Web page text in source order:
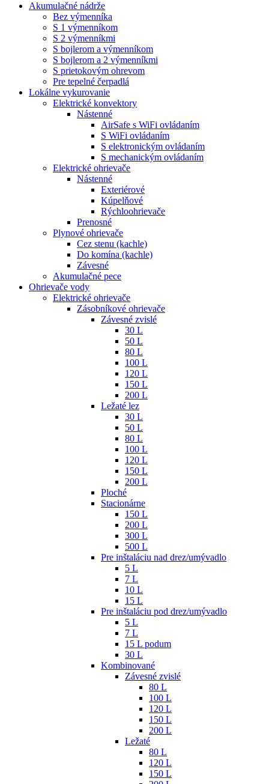
Akumulačné nádrže
Bez výmenníka
S 1 výmenníkom
S 2 výmenníkmi
S bojlerom a výmenníkom
S bojlerom a 2 výmenníkmi
S prietokovým ohrevom
Pre tepelné čerpadlá
Lokálne vykurovanie
Elektrické konvektory
Nástenné
AirSafe s WiFi ovládaním
S WiFi ovládaním
S elektronickým ovládaním
S mechanickým ovládaním
Elektrické ohrievače
Nástenné
Exteriérové
Kúpelňové
Rýchloohrievače
Prenosné
Plynové ohrievače
Cez stenu (kachle)
Do komína (kachle)
Závesné
Akumulačné pece
Ohrievače vody
Elektrické ohrievače
Zásobníkové ohrievače
Závesné zvislé
30 L
50 L
80 L
100 L
120 L
150 L
200 L
Ležaté lez
30 L
50 L
80 L
100 L
120 L
150 L
200 L
Ploché
Stacionárne
150 L
200 L
300 L
500 L
Pre inštaláciu nad drez/umývadlo
5 L
7 L
10 L
15 L
Pre inštaláciu pod drez/umývadlo
5 L
7 L
15 L podum
30 L
Kombinované
Závesné zvislé
80 L
100 L
120 L
150 L
200 L
Ležaté
80 L
120 L
150 L